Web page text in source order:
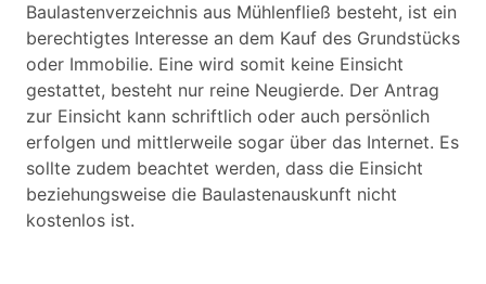
Baulastenverzeichnis aus Mühlenfließ besteht, ist ein
berechtigtes Interesse an dem Kauf des Grundstücks
oder Immobilie. Eine wird somit keine Einsicht
gestattet, besteht nur reine Neugierde. Der Antrag
zur Einsicht kann schriftlich oder auch persönlich
erfolgen und mittlerweile sogar über das Internet. Es
sollte zudem beachtet werden, dass die Einsicht
beziehungsweise die Baulastenauskunft nicht
kostenlos ist.